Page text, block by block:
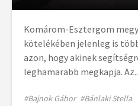
Komárom-Esztergom
kötelékében jelenleg is
azon, hogy akinek
leghamarabb megkapja.
#Bajnok Gábor #Bánlaki Stella